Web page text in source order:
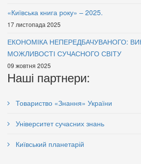
«Київська книга року» – 2025.
17 листопада 2025
ЕКОНОМІКА НЕПЕРЕДБАЧУВАНОГО:
МОЖЛИВОСТІ СУЧАСНОГО СВІТУ
09 жовтня 2025
Наші партнери:
Товариство «Знання» України
Університет сучасних знань
Київський планетарій